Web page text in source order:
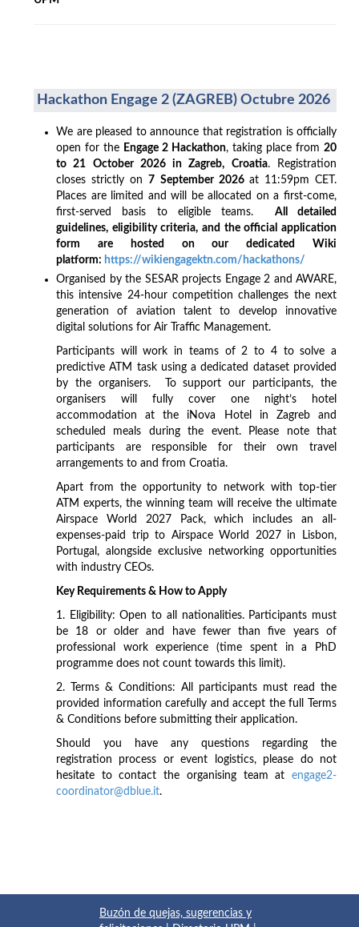
Hackathon Engage 2 (ZAGREB) Octubre 2026
We are pleased to announce that registration is officially
open for the Engage 2 Hackathon, taking place from 20
to 21 October 2026 in Zagreb, Croatia. Registration
closes strictly on7 September 2026 at 11:59pm CET.
Places are limited and will be allocated on a first-come,
first-served basis to eligible teams. All detailed
guidelines, eligibility criteria, and the official application
form are hosted on our dedicated Wiki
platform: https://wikiengagektn.com/hackathons/
Organised by the SESAR projects Engage 2 and AWARE,
this intensive 24-hour competition challenges the next
generation of aviation talent to develop innovative
digital solutions for Air Traffic Management.
Participants will work in teams of 2 to 4 to solve a
predictive ATM task using a dedicated dataset provided
by the organisers. To support our participants, the
organisers will fully cover one night’s hotel
accommodation at the iNova Hotel in Zagreb and
scheduled meals during the event. Please note that
participants are responsible for their own travel
arrangements to and from Croatia.
Apart from the opportunity to network with top-tier
ATM experts, the winning team will receive the ultimate
Airspace World 2027 Pack, which includes an all-
expenses-paid trip to Airspace World 2027 in Lisbon,
Portugal, alongside exclusive networking opportunities
with industry CEOs.
Key Requirements & How to Apply
1. Eligibility: Open to all nationalities. Participants must
be 18 or older and have fewer than five years of
professional work experience (time spent in a PhD
programme does not count towards this limit).
2. Terms & Conditions: All participants must read the
provided information carefully and accept the full Terms
& Conditions before submitting their application.
Should you have any questions regarding the
registration process or event logistics, please do not
hesitate to contact the organising team at engage2-
coordinator@dblue.it.
Buzón de quejas, sugerencias y